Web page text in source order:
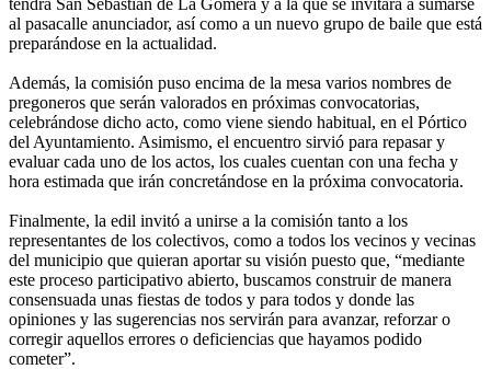
al pasacalle anunciador, así como a un nuevo grupo de baile que está
preparándose en la actualidad.
Además, la comisión puso encima de la mesa varios nombres de
pregoneros que serán valorados en próximas convocatorias,
celebrándose dicho acto, como viene siendo habitual, en el Pórtico
del Ayuntamiento. Asimismo, el encuentro sirvió para repasar y
evaluar cada uno de los actos, los cuales cuentan con una fecha y
hora estimada que irán concretándose en la próxima convocatoria.
Finalmente, la edil invitó a unirse a la comisión tanto a los
representantes de los colectivos, como a todos los vecinos y vecinas
del municipio que quieran aportar su visión puesto que, “mediante
este proceso participativo abierto, buscamos construir de manera
consensuada unas fiestas de todos y para todos y donde las
opiniones y las sugerencias nos servirán para avanzar, reforzar o
corregir aquellos errores o deficiencias que hayamos podido
cometer”.